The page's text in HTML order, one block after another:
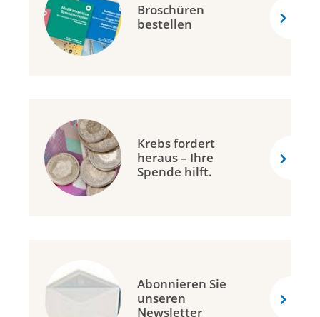
Broschüren
bestellen
Krebs fordert
heraus – Ihre
Spende hilft.
Abonnieren Sie
unseren
Newsletter